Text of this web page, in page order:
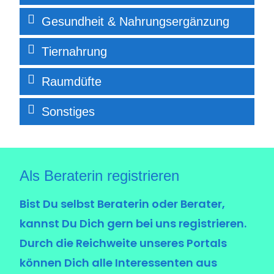
Gesundheit & Nahrungsergänzung
Tiernahrung
Raumdüfte
Sonstiges
Als Beraterin registrieren
Bist Du selbst Beraterin oder Berater,
kannst Du Dich gern bei uns registrieren.
Durch die Reichweite unseres Portals
können Dich alle Interessenten aus